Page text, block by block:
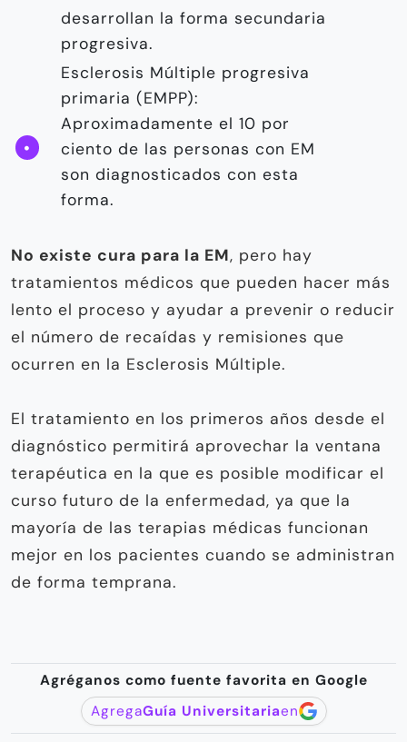
desarrollan la forma secundaria
progresiva.
Esclerosis Múltiple progresiva
primaria (EMPP):
Aproximadamente el 10 por
ciento de las personas con EM
son diagnosticados con esta
forma.
No existe cura para la EM, pero hay
tratamientos médicos que pueden hacer más
lento el proceso y ayudar a prevenir o reducir
el número de recaídas y remisiones que
ocurren en la Esclerosis Múltiple.
El tratamiento en los primeros años desde el
diagnóstico permitirá aprovechar la ventana
terapéutica en la que es posible modificar el
curso futuro de la enfermedad, ya que la
mayoría de las terapias médicas funcionan
mejor en los pacientes cuando se administran
de forma temprana.
Agréganos como fuente favorita en Google
AgregaGuía Universitariaen